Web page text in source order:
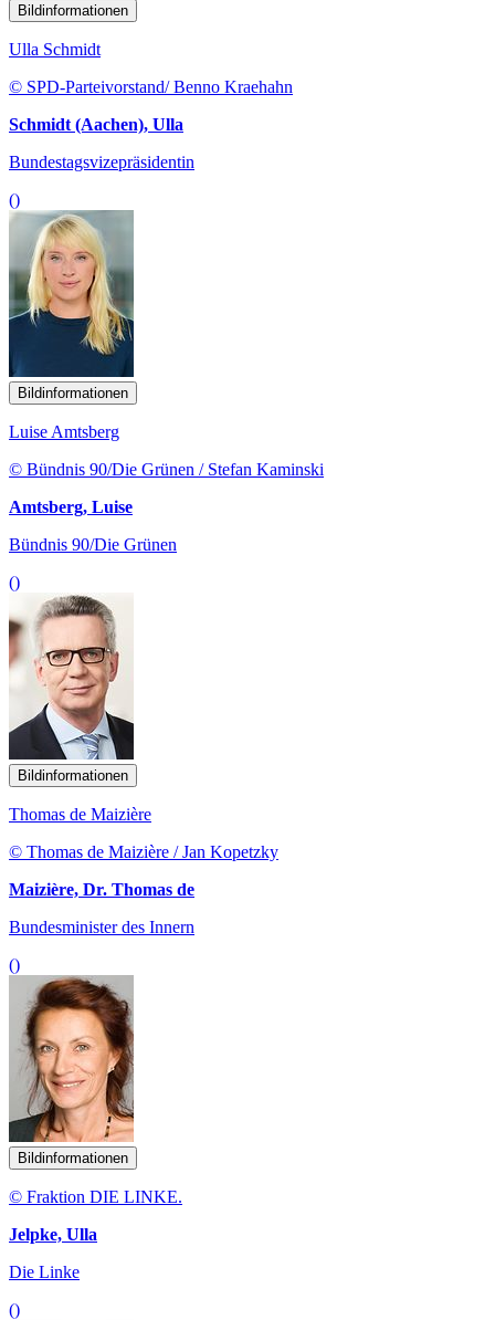
Bildinformationen
Ulla Schmidt
© SPD-Parteivorstand/ Benno Kraehahn
Schmidt (Aachen), Ulla
Bundestagsvizepräsidentin
()
Bildinformationen
Luise Amtsberg
© Bündnis 90/Die Grünen / Stefan Kaminski
Amtsberg, Luise
Bündnis 90/Die Grünen
()
Bildinformationen
Thomas de Maizière
© Thomas de Maizière / Jan Kopetzky
Maizière, Dr. Thomas de
Bundesminister des Innern
()
Bildinformationen
© Fraktion DIE LINKE.
Jelpke, Ulla
Die Linke
()